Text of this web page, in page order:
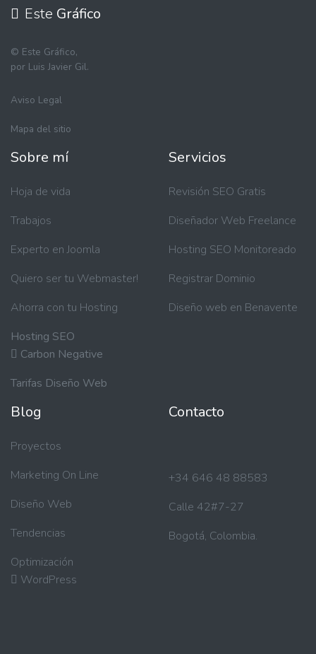
Este Gráfico
© Este Gráfico,
por Luis Javier Gil.
Aviso Legal
Mapa del sitio
Sobre mí
Hoja de vida
Trabajos
Experto en Joomla
Quiero ser tu Webmaster!
Ahorra con tu Hosting
Hosting SEO
Carbon Negative
Tarifas Diseño Web
Servicios
Revisión SEO Gratis
Diseñador Web Freelance
Hosting SEO Monitoreado
Registrar Dominio
Diseño web en Benavente
Blog
Proyectos
Marketing On Line
Diseño Web
Tendencias
Optimización
WordPress
Contacto
+34 646 48 88583
Calle 42#7-27
Bogotá, Colombia.